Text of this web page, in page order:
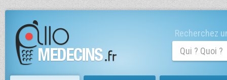
Recherchez